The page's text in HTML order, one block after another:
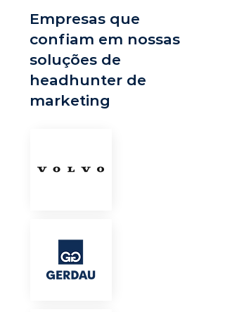
Empresas que
confiam em nossas
soluções de
headhunter de
marketing